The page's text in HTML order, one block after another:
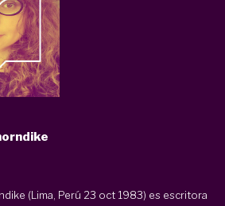
(Lima, Perú 23 oct 1983) es escritora